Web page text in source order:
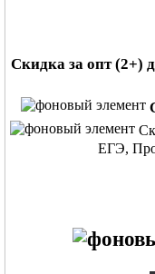
Скидка за опт (2+)
ЕГЭ,